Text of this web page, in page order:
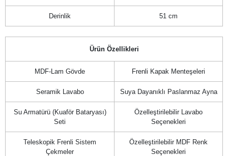
Derinlik 51 cm
Ürün Özellikleri
MDF-Lam Gövde Frenli Kapak Menteşeleri
Seramik Lavabo Suya Dayanıklı Paslanmaz Ayna
Su Armatürü (Kuaför Bataryası)
Seti
Özelleştirilebilir Lavabo
Seçenekleri
Teleskopik Frenli Sistem
Çekmeler
Özelleştirilebilir MDF Renk
Seçenekleri